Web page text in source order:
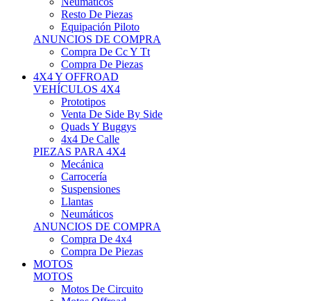
Resto De Piezas
Equipación Piloto
ANUNCIOS DE COMPRA
Compra De Cc Y Tt
Compra De Piezas
4X4 Y OFFROAD
VEHÍCULOS 4X4
Prototipos
Venta De Side By Side
Quads Y Buggys
4x4 De Calle
PIEZAS PARA 4X4
Mecánica
Carrocería
Suspensiones
Llantas
Neumáticos
ANUNCIOS DE COMPRA
Compra De 4x4
Compra De Piezas
MOTOS
MOTOS
Motos De Circuito